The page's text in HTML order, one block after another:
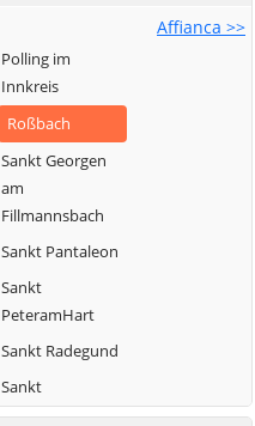
Affianca >>
Polling im
Innkreis
Roßbach
Sankt Georgen
am
Fillmannsbach
Sankt Pantaleon
Sankt
PeteramHart
Sankt Radegund
Sankt
VeitimInnkreis